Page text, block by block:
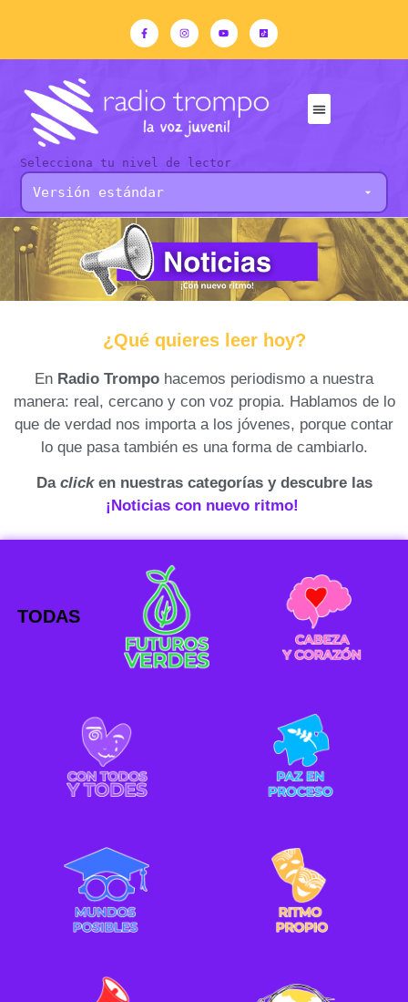
Selecciona tu nivel de lector
¿Qué quieres leer hoy?
En Radio Trompo hacemos periodismo a nuestra
manera: real, cercano y con voz propia. Hablamos de lo
que de verdad nos importa a los jóvenes, porque contar
lo que pasa también es una forma de cambiarlo.
Da clicken nuestras categorías y descubre las
¡Noticias con nuevo ritmo!
TODAS